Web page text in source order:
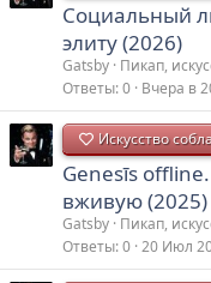
Социальный
элиту (2026)
Gatsby Пикап,
Ответы 0 Вчера в
Искусство
Genesīs
вживую (2025)
Gatsby Пикап,
Ответы 0 20 Июл